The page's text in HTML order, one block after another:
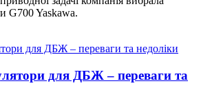
G700 Yaskawa.
для ДБЖ – переваги та